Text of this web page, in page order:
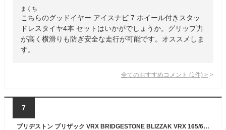
まくち
こちらのグッドイヤー アイスナビ 7 ホイール付きスタッ
ドレスタイヤ4本 セットはいかがでしょうか。グリップ力
が高く横滑りも防ぎ安全な走行が可能です。オススメしま
す。
全てのおすすめコメント (1 件) >
7
ブリヂストン ブリザック VRX BRIDGESTONE BLIZZAK VRX 165/65R14 79Q マルチスチール 〈キャップ無〉 5Jx14 +39 4/100 114.3 シルバー(銀色)系 トール デリカ D:2 ジャスティ タンク パッソ ルーミー デュエット エブリイ プラス